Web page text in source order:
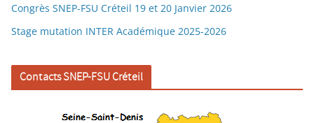
Congrès SNEP-FSU Créteil 19 et 20 Janvier 2026
Stage mutation INTER Académique 2025-2026
Contacts SNEP-FSU Créteil